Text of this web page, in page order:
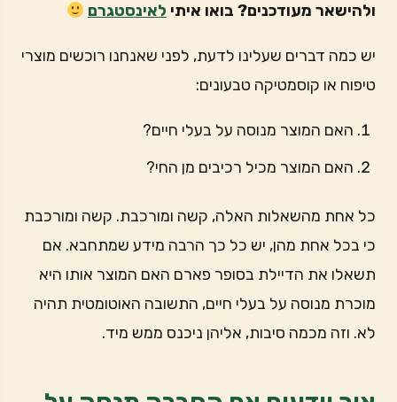
ולהישאר מעודכנים? בואו איתי לאינסטגרם
יש כמה דברים שעלינו לדעת, לפני שאנחנו רוכשים מוצרי
טיפוח או קוסמטיקה טבעונים:
האם המוצר מנוסה על בעלי חיים?
האם המוצר מכיל רכיבים מן החי?
כל אחת מהשאלות האלה, קשה ומורכבת. קשה ומורכבת
כי בכל אחת מהן, יש כל כך הרבה מידע שמתחבא. אם
תשאלו את הדיילת בסופר פארם האם המוצר אותו היא
מוכרת מנוסה על בעלי חיים, התשובה האוטומטית תהיה
לא. וזה מכמה סיבות, אליהן ניכנס ממש מיד.